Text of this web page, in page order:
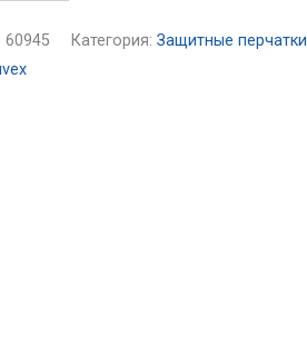
60945 Категория: Защитные перчатки